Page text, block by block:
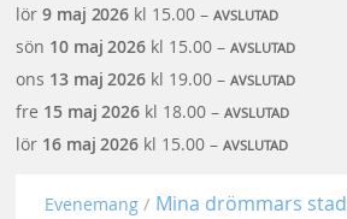
lör9 maj 2026 kl 15.00 –AVSLUTAD
sön 10 maj2026kl 15.00 – AVSLUTAD
ons 13 maj2026kl 19.00 – AVSLUTAD
fre 15 maj2026kl 18.00 – AVSLUTAD
lör 16 maj2026kl 15.00 – AVSLUTAD
Evenemang Mina drömmars stad